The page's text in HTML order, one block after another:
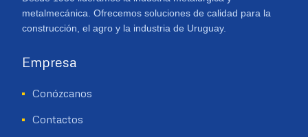
metalmecánica. Ofrecemos soluciones de calidad para la
construcción, el agro y la industria de Uruguay.
Empresa
Conózcanos
Contactos